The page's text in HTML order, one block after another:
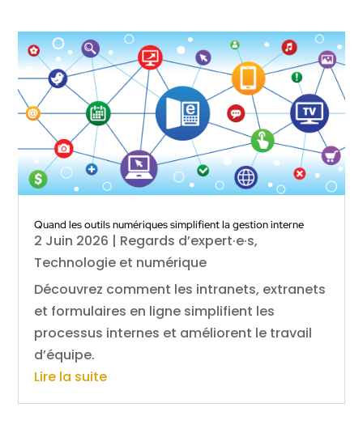
Quand les outils numériques simplifient la gestion interne
2 Juin 2026 | Regards d’expert·e·s,
Technologie et numérique
Découvrez comment les intranets, extranets
et formulaires en ligne simplifient les
processus internes et améliorent le travail
d’équipe.
Lire la suite